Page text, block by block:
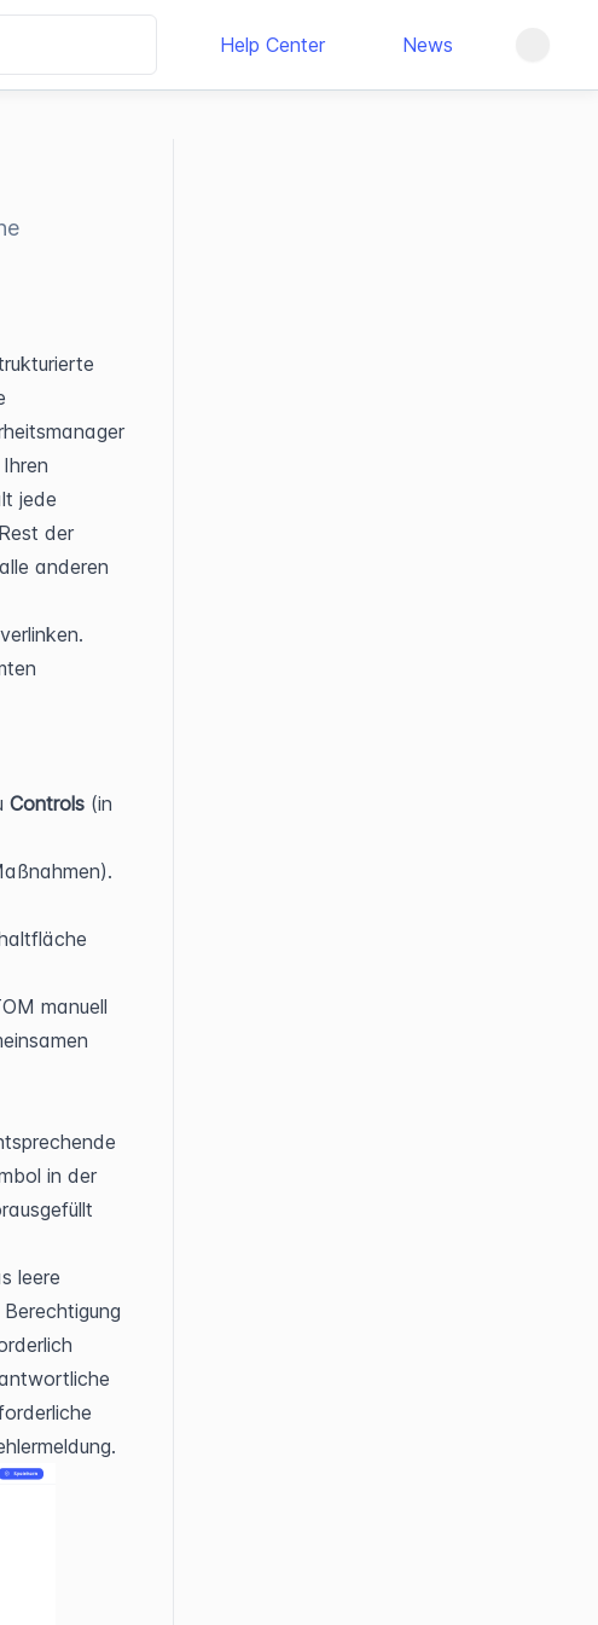
Help Center News
jede
der
anderen
Controls (in
manuell
in der
leere